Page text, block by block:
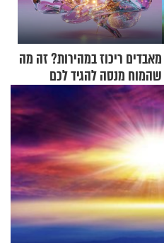
מאבדים ריכוז במהירות? זה מה
שהמוח מנסה להגיד לכם